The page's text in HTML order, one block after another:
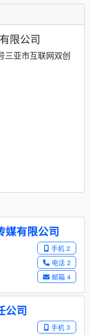
限公司
三亚市互联网双创
媒有限公司
手机 2
电话 2
邮箱 4
公司
手机 3